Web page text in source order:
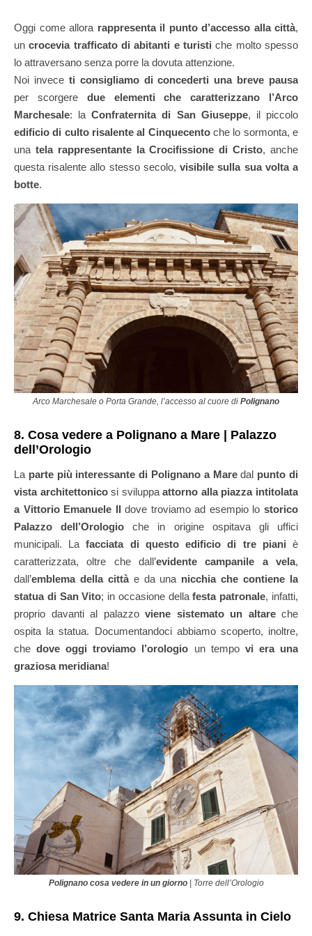
Oggi come allora rappresenta il punto d’accesso alla città,
uncrocevia trafficato di abitanti e turisti che molto spesso
lo attraversano senza porre la dovuta attenzione.
Noi invece ti consigliamo di concederti una breve pausa
per scorgere due elementi che caratterizzano l’Arco
Marchesale: laConfraternita di San Giuseppe, il piccolo
edificio di culto risalente al Cinquecentoche lo sormonta, e
una tela rappresentante la Crocifissione di Cristo, anche
questa risalente allo stesso secolo,visibile sulla sua volta a
botte.
Arco Marchesale o Porta Grande, l’accesso al cuore di Polignano
8. Cosa vedere a Polignano a Mare | Palazzo
dell’Orologio
La parte più interessante di Polignano a Maredal punto di
vista architettonicosi sviluppaattorno alla piazza intitolata
a Vittorio Emanuele IIdove troviamo ad esempio lostorico
Palazzo dell’Orologio che in origine ospitava gli uffici
municipali. Lafacciata di questo edificio di tre piani è
caratterizzata, oltre che dall’evidente campanile a vela,
dall’emblema della cittàe da una nicchia che contiene la
statua di San Vito; in occasione dellafesta patronale, infatti,
proprio davanti al palazzo viene sistemato un altareche
ospita la statua. Documentandoci abbiamo scoperto, inoltre,
chedove oggi troviamo l’orologio un tempo vi era una
graziosa meridiana!
Polignano cosa vedere in un giorno| Torre dell’Orologio
9. Chiesa Matrice Santa Maria Assunta in Cielo